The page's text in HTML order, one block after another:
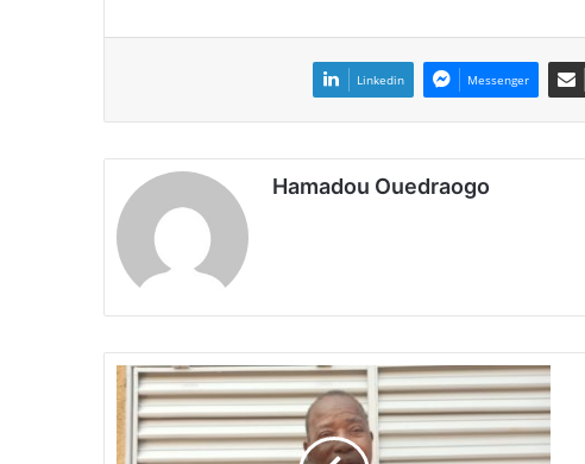
Linkedin Messenger
Hamadou Ouedraogo
J
o